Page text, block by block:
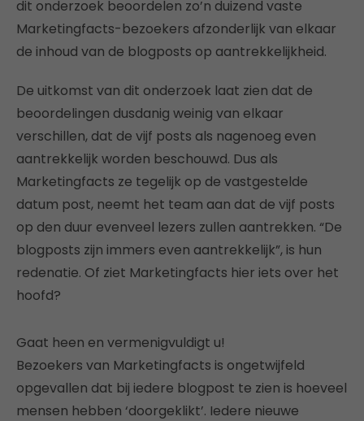
dit onderzoek beoordelen zo’n duizend vaste
Marketingfacts-bezoekers afzonderlijk van elkaar
de inhoud van de blogposts op aantrekkelijkheid.
De uitkomst van dit onderzoek laat zien dat de
beoordelingen dusdanig weinig van elkaar
verschillen, dat de vijf posts als nagenoeg even
aantrekkelijk worden beschouwd. Dus als
Marketingfacts ze tegelijk op de vastgestelde
datum post, neemt het team aan dat de vijf posts
op den duur evenveel lezers zullen aantrekken. “De
blogposts zijn immers even aantrekkelijk”, is hun
redenatie. Of ziet Marketingfacts hier iets over het
hoofd?
Gaat heen en vermenigvuldigt u!
Bezoekers van Marketingfacts is ongetwijfeld
opgevallen dat bij iedere blogpost te zien is hoeveel
mensen hebben ‘doorgeklikt’. Iedere nieuwe